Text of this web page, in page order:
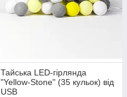
Тайська LED-гірлянда
"Yellow-Stone" (35 кульок) від
USB